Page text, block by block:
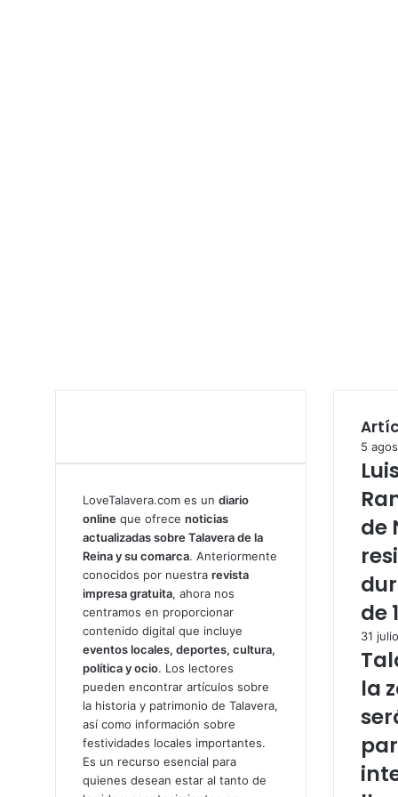
LoveTalavera.com es un diario
online que ofrece noticias
actualizadas sobre Talavera de la
Reina y su comarca. Anteriormente
conocidos por nuestra revista
impresa gratuita, ahora nos
centramos en proporcionar
contenido digital que incluye
eventos locales, deportes, cultura,
política y ocio. Los lectores
pueden encontrar artículos sobre
la historia y patrimonio de Talavera,
así como información sobre
festividades locales importantes.
Es un recurso esencial para
quienes desean estar al tanto de
5
de
de
31
la